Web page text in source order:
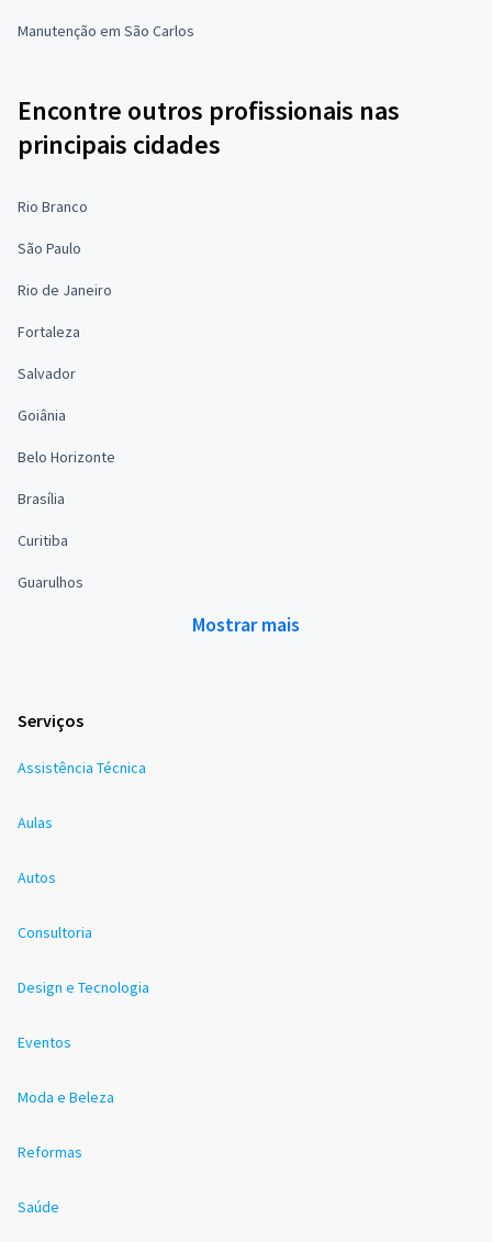
Manutenção em São Carlos
Encontre outros profissionais nas
principais cidades
Rio Branco
São Paulo
Rio de Janeiro
Fortaleza
Salvador
Goiânia
Belo Horizonte
Brasília
Curitiba
Guarulhos
Mostrar mais
Serviços
Assistência Técnica
Aulas
Autos
Consultoria
Design e Tecnologia
Eventos
Moda e Beleza
Reformas
Saúde